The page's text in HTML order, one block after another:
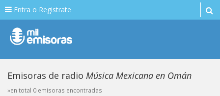
Entra o Registrate
Emisoras de radio Música Mexicana en Omán
»en total 0 emisoras encontradas